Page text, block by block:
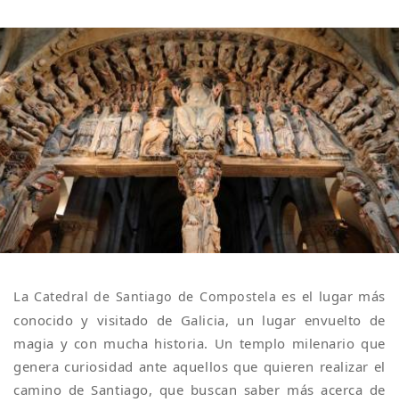
La Catedral de Santiago de Compostela es el lugar más
conocido y visitado de Galicia, un lugar envuelto de
magia y con mucha historia. Un templo milenario que
genera curiosidad ante aquellos que quieren realizar el
camino de Santiago, que buscan saber más acerca de